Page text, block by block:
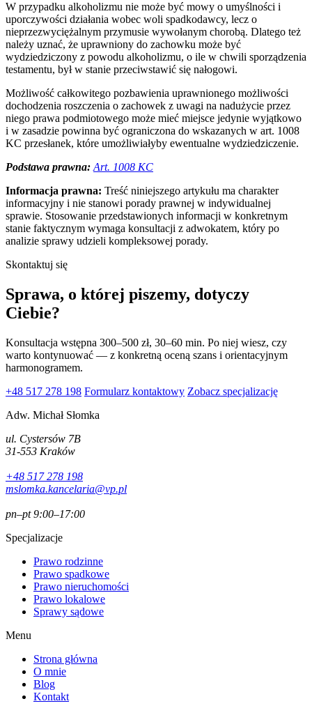
W przypadku alkoholizmu nie może być mowy o umyślności i
uporczywości działania wobec woli spadkodawcy, lecz o
nieprzezwyciężalnym przymusie wywołanym chorobą. Dlatego też
należy uznać, że uprawniony do zachowku może być
wydziedziczony z powodu alkoholizmu, o ile w chwili sporządzenia
testamentu, był w stanie przeciwstawić się nałogowi.
Możliwość całkowitego pozbawienia uprawnionego możliwości
dochodzenia roszczenia o zachowek z uwagi na nadużycie przez
niego prawa podmiotowego może mieć miejsce jedynie wyjątkowo
i w zasadzie powinna być ograniczona do wskazanych w art. 1008
KC przesłanek, które umożliwiałyby ewentualne wydziedziczenie.
Podstawa prawna: Art. 1008 KC
Informacja prawna: Treść niniejszego artykułu ma charakter
informacyjny i nie stanowi porady prawnej w indywidualnej
sprawie. Stosowanie przedstawionych informacji w konkretnym
stanie faktycznym wymaga konsultacji z adwokatem, który po
analizie sprawy udzieli kompleksowej porady.
Skontaktuj się
Sprawa, o której piszemy, dotyczy
Ciebie?
Konsultacja wstępna 300–500 zł, 30–60 min. Po niej wiesz, czy
warto kontynuować — z konkretną oceną szans i orientacyjnym
harmonogramem.
+48 517 278 198 Formularz kontaktowy Zobacz specjalizację
Adw. Michał Słomka
ul. Cystersów 7B
31-553 Kraków
+48 517 278 198
mslomka.kancelaria@vp.pl
pn–pt 9:00–17:00
Specjalizacje
Prawo rodzinne
Prawo spadkowe
Prawo nieruchomości
Prawo lokalowe
Sprawy sądowe
Menu
Strona główna
O mnie
Blog
Kontakt